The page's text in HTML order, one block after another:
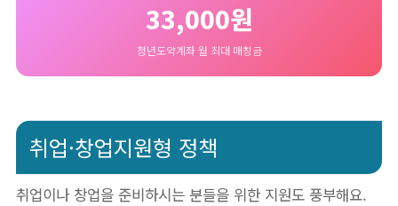
33,000원
청년도약계좌 월 최대 매칭금
취업·창업지원형 정책
취업이나 창업을 준비하시는 분들을 위한 지원도 풍부해요.